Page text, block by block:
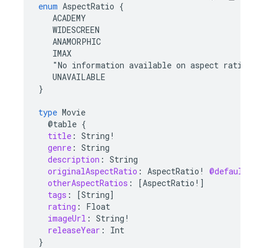
enum AspectRatio {
ACADEMY
WIDESCREEN
ANAMORPHIC
IMAX
"No information available on aspect ratio
UNAVAILABLE
}
type Movie
@table {
title : String !
genre : String
description : String
originalAspectRatio : AspectRatio ! @default
otherAspectRatios : [AspectRatio !]
tags : [String]
rating :
Float
imageUrl : String !
releaseYear :
Int
}